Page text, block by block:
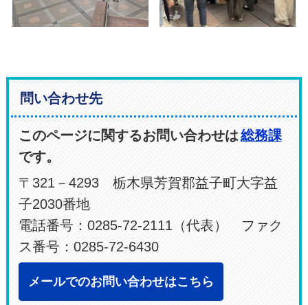
問い合わせ先
このページに関するお問い合わせは総務課
です。
〒321－4293 栃木県芳賀郡益子町大字益
子2030番地
電話番号：0285-72-2111（代表） ファク
ス番号：0285-72-6430
メールでのお問い合わせはこちら